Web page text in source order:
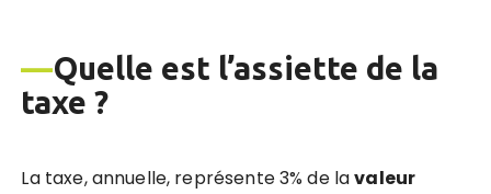
—Quelle est l’assiette de la
taxe ?
La taxe, annuelle, représente 3% de lavaleur